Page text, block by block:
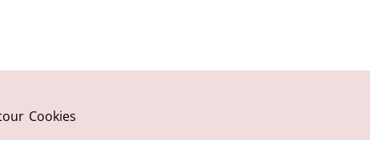
Cookies